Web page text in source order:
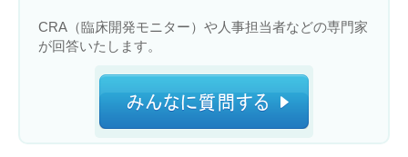
CRA（臨床開発モニター）や人事担当者などの専門家
が回答いたします。